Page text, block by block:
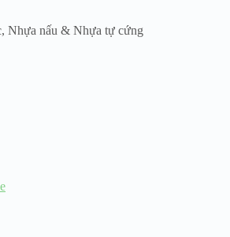
, Nhựa nấu & Nhựa tự cứng